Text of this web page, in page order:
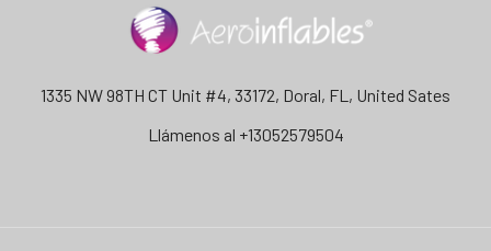
1335 NW 98TH CT Unit #4, 33172, Doral, FL, United Sates
Llámenos al +13052579504